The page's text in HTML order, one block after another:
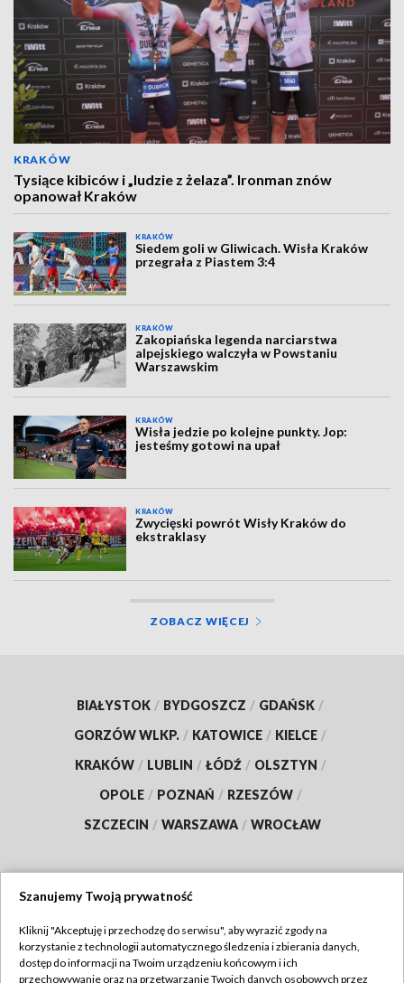
KRAKÓW
Tysiące kibiców i „ludzie z żelaza”. Ironman znów
opanował Kraków
KRAKÓW
Siedem goli w Gliwicach. Wisła Kraków
przegrała z Piastem 3:4
KRAKÓW
Zakopiańska legenda narciarstwa
alpejskiego walczyła w Powstaniu
Warszawskim
KRAKÓW
Wisła jedzie po kolejne punkty. Jop:
jesteśmy gotowi na upał
KRAKÓW
Zwycięski powrót Wisły Kraków do
ekstraklasy
ZOBACZ WIĘCEJ
BIAŁYSTOK / BYDGOSZCZ / GDAŃSK /
GORZÓW WLKP. / KATOWICE / KIELCE /
KRAKÓW / LUBLIN / ŁÓDŹ / OLSZTYN /
OPOLE / POZNAŃ / RZESZÓW /
SZCZECIN / WARSZAWA / WROCŁAW
TVP
Szanujemy Twoją prywatność
Kliknij "Akceptuję i przechodzę do serwisu", aby wyrazić zgody na
korzystanie z technologii automatycznego śledzenia i zbierania danych,
dostęp do informacji na Twoim urządzeniu końcowym i ich
przechowywanie oraz na przetwarzanie Twoich danych osobowych przez